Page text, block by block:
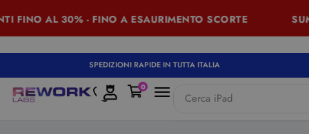
AL 30% - FINO A ESAURIMENTO SCORTE
SPEDIZIONI RAPIDE IN TUTTA ITALIA
Cerca iPhone
0